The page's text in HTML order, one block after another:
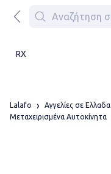
RX
Lalafo Αγγελίες σε Ελλαδα
Μεταχειρισμένα Αυτοκίνητα